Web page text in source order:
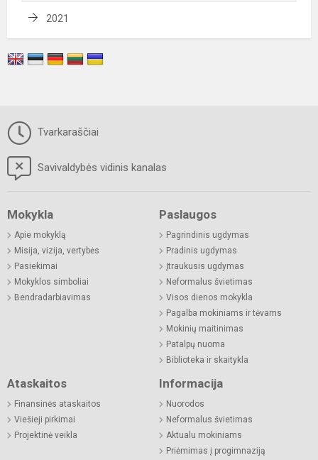
2021
Tvarkaraščiai
Savivaldybės vidinis kanalas
Mokykla
Apie mokyklą
Misija, vizija, vertybės
Pasiekimai
Mokyklos simboliai
Bendradarbiavimas
Paslaugos
Pagrindinis ugdymas
Pradinis ugdymas
Įtraukusis ugdymas
Neformalus švietimas
Visos dienos mokykla
Pagalba mokiniams ir tėvams
Mokinių maitinimas
Patalpų nuoma
Biblioteka ir skaitykla
Ataskaitos
Finansinės ataskaitos
Viešieji pirkimai
Projektinė veikla
Informacija
Nuorodos
Neformalus švietimas
Aktualu mokiniams
Priėmimas į progimnaziją